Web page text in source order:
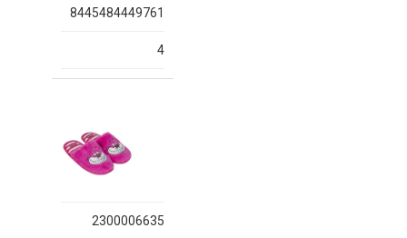
8445484449761
4
2300006635